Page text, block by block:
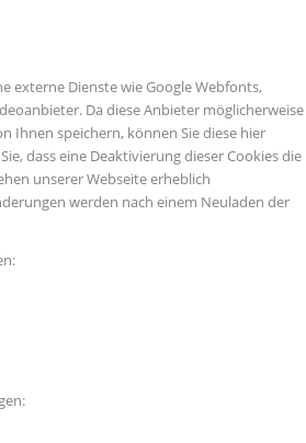
externe Dienste wie Google Webfonts,
Da diese Anbieter möglicherweise
Ihnen speichern, können Sie diese hier
dass eine Deaktivierung dieser Cookies die
unserer Webseite erheblich
werden nach einem Neuladen der